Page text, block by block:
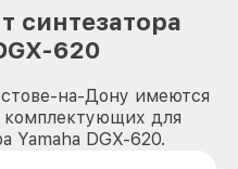
синтезатора
620
на-Дону имеются
комплектующих для
Yamaha DGX-620.